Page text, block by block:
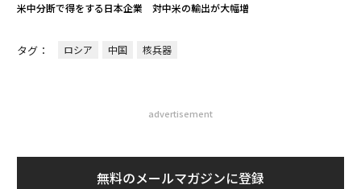
米中分断で得をする日本企業 対中米の輸出が大幅増
タグ： ロシア 中国 核兵器
advertisement
無料のメールマガジンに登録